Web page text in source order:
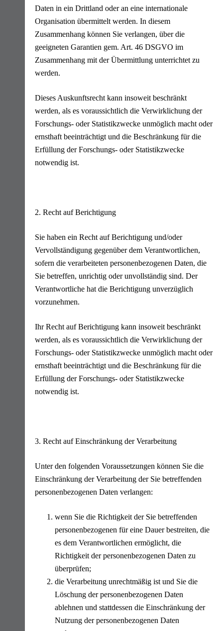
Daten in ein Drittland oder an eine internationale
Organisation übermittelt werden. In diesem
Zusammenhang können Sie verlangen, über die
geeigneten Garantien gem. Art. 46 DSGVO im
Zusammenhang mit der Übermittlung unterrichtet zu
werden.
Dieses Auskunftsrecht kann insoweit beschränkt
werden, als es voraussichtlich die Verwirklichung der
Forschungs- oder Statistikzwecke unmöglich macht oder
ernsthaft beeinträchtigt und die Beschränkung für die
Erfüllung der Forschungs- oder Statistikzwecke
notwendig ist.
2. Recht auf Berichtigung
Sie haben ein Recht auf Berichtigung und/oder
Vervollständigung gegenüber dem Verantwortlichen,
sofern die verarbeiteten personenbezogenen Daten, die
Sie betreffen, unrichtig oder unvollständig sind. Der
Verantwortliche hat die Berichtigung unverzüglich
vorzunehmen.
Ihr Recht auf Berichtigung kann insoweit beschränkt
werden, als es voraussichtlich die Verwirklichung der
Forschungs- oder Statistikzwecke unmöglich macht oder
ernsthaft beeinträchtigt und die Beschränkung für die
Erfüllung der Forschungs- oder Statistikzwecke
notwendig ist.
3. Recht auf Einschränkung der Verarbeitung
Unter den folgenden Voraussetzungen können Sie die
Einschränkung der Verarbeitung der Sie betreffenden
personenbezogenen Daten verlangen:
wenn Sie die Richtigkeit der Sie betreffenden
personenbezogenen für eine Dauer bestreiten, die
es dem Verantwortlichen ermöglicht, die
Richtigkeit der personenbezogenen Daten zu
überprüfen;
die Verarbeitung unrechtmäßig ist und Sie die
Löschung der personenbezogenen Daten
ablehnen und stattdessen die Einschränkung der
Nutzung der personenbezogenen Daten